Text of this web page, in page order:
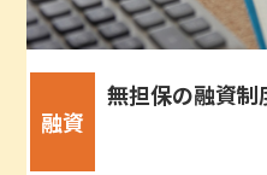
融資
無担保の融資制